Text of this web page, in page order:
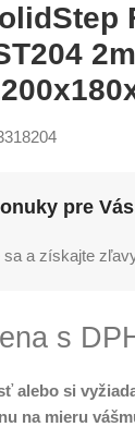
pre
sa a získajte
s
alebo si
na mieru